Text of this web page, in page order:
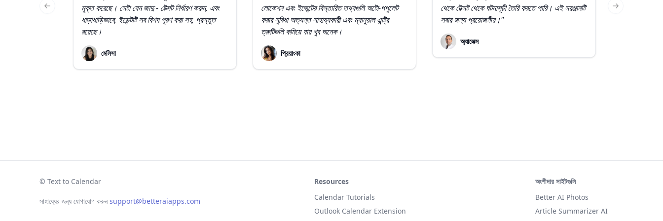
মুক্ত করেছে। সেটা যেন জাদু - টেক্সট নির্ধারণ করুন, এবং
ধাড়াধাড়িভাবে, ইভেন্টটি সব বিশদ পূরণ করা সহ, প্রস্তুত
রয়েছে।
মেলিসা
লোকেশন এবং ইভেন্টের বিস্তারিত তথ্যগুলি অটো-পপুলেট
করার সুবিধা অত্যন্ত সাহায্যকারী এবং ম্যানুয়াল এন্ট্রি
ত্রুটিগুলি কমিয়ে যায় খুব অনেক।
প্রিয়াংকা
থেকে টেক্সট থেকে ঘটনাসূচী তৈরি করতে পারি। এই সরঞ্জামটি
সবার জন্য প্রয়োজনীয়।"
অ্যালেক্স
Previous slide Next slide
© Text to Calendar
সাহায্যের জন্য যোগাযোগ করুন support@betteraiapps.com
Resources
Calendar Tutorials
Outlook Calendar Extension
অংশীদার সাইটগুলি
Better AI Photos
Article Summarizer AI